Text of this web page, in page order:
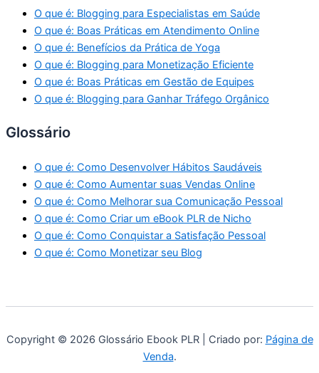
O que é: Blogging para Especialistas em Saúde
O que é: Boas Práticas em Atendimento Online
O que é: Benefícios da Prática de Yoga
O que é: Blogging para Monetização Eficiente
O que é: Boas Práticas em Gestão de Equipes
O que é: Blogging para Ganhar Tráfego Orgânico
Glossário
O que é: Como Desenvolver Hábitos Saudáveis
O que é: Como Aumentar suas Vendas Online
O que é: Como Melhorar sua Comunicação Pessoal
O que é: Como Criar um eBook PLR de Nicho
O que é: Como Conquistar a Satisfação Pessoal
O que é: Como Monetizar seu Blog
Copyright © 2026 Glossário Ebook PLR | Criado por: Página de
Venda.